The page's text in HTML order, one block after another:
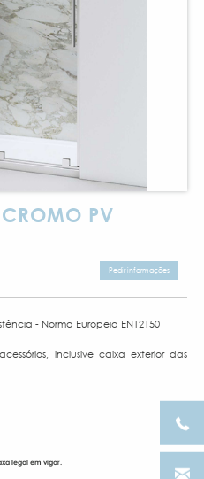
CROMO PV
Pedir informações
- Norma Europeia EN12150
inclusive caixa exterior das
legal em vigor.